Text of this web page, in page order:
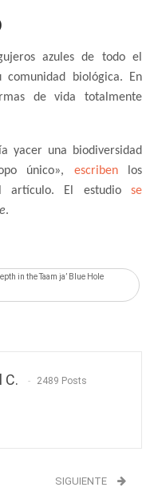
azules de todo el
biológica. En
de vida totalmente
yacer una biodiversidad
único», escribenlos
artículo. El estudio se
.
in the Taam ja’ Blue Hole
C. 2489 Posts
SIGUIENTE